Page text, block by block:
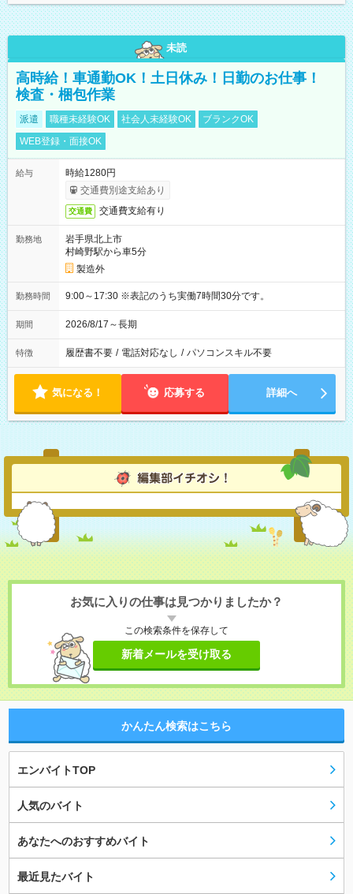
未読
高時給！車通勤OK！土日休み！日勤のお仕事！
検査・梱包作業
派遣 職種未経験OK 社会人未経験OK
ブランクOK
WEB登録・面接OK
給与
時給1280円
交通費別途支給あり
交通費 交通費支給有り
勤務地
岩手県北上市
村崎野駅から車5分
製造外
勤務時間 9:00～17:30 ※表記のうち実働7時間30分です。
期間 2026/8/17～長期
特徴 履歴書不要 / 電話対応なし / パソコンスキル不要
気になる！ 応募する 詳細へ
お気に入りの仕事は見つかりましたか？
この検索条件を保存して
新着メールを受け取る
かんたん検索はこちら
エンバイトTOP
人気のバイト
あなたへのおすすめバイト
最近見たバイト